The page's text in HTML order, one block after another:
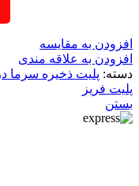
افزودن به مقایسه
افزودن به علاقه مندی
دسته: پلیت ذخیره سرما در
پلیت فریز
بستن